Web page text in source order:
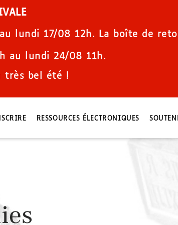
lundi 17/08 12h. La boîte de
au lundi 24/08 11h.
très bel été !
RESSOURCES ÉLECTRONIQUES